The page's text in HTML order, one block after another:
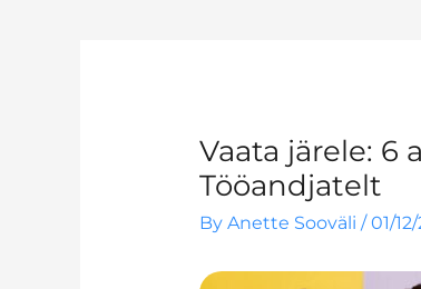
Vaata järele: 6
Tööandjatelt
By Anette Sooväli /01/